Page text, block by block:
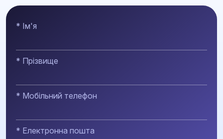
* Ім'я
* Прізвище
* Мобільний телефон
* Електронна пошта